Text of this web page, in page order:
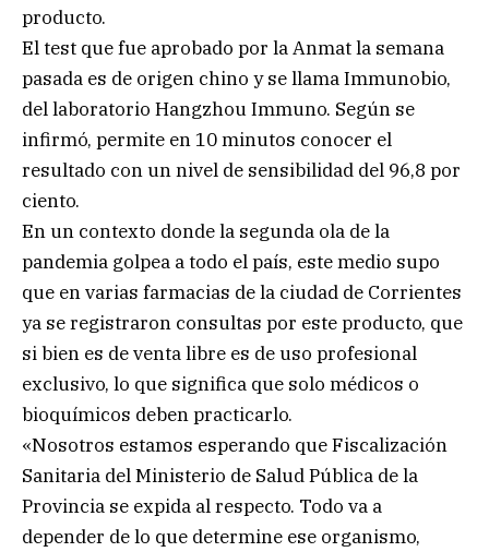
producto.
El test que fue aprobado por la Anmat la semana
pasada es de origen chino y se llama Immunobio,
del laboratorio Hangzhou Immuno. Según se
infirmó, permite en 10 minutos conocer el
resultado con un nivel de sensibilidad del 96,8 por
ciento.
En un contexto donde la segunda ola de la
pandemia golpea a todo el país, este medio supo
que en varias farmacias de la ciudad de Corrientes
ya se registraron consultas por este producto, que
si bien es de venta libre es de uso profesional
exclusivo, lo que significa que solo médicos o
bioquímicos deben practicarlo.
«Nosotros estamos esperando que Fiscalización
Sanitaria del Ministerio de Salud Pública de la
Provincia se expida al respecto. Todo va a
depender de lo que determine ese organismo,